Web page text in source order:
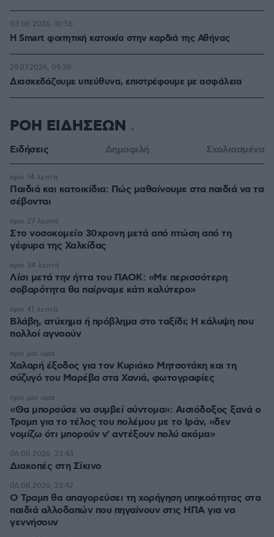
Η Smart φοιτητική κατοικία στην καρδιά της Αθήνας
03.08.2026, 10:56
Διασκεδάζουμε υπεύθυνα, επιστρέφουμε με ασφάλεια
29.07.2026, 09:39
ΡΟΗ ΕΙΔΗΣΕΩΝ
Ειδήσεις Δημοφιλή Σχολιασμένα
Παιδιά και κατοικίδια: Πώς μαθαίνουμε στα παιδιά να τα
σέβονται
πριν 14 λεπτά
Στο νοσοκομείο 30χρονη μετά από πτώση από τη
γέφυρα της Χαλκίδας
πριν 27 λεπτά
Λίσι μετά την ήττα του ΠΑΟΚ: «Με περισσότερη
σοβαρότητα θα παίρναμε κάτι καλύτερο»
πριν 34 λεπτά
Βλάβη, ατύχημα ή πρόβλημα στο ταξίδι; Η κάλυψη που
πολλοί αγνοούν
πριν 41 λεπτά
Χαλαρή έξοδος για τον Κυριάκο Μητσοτάκη και τη
σύζυγό του Μαρέβα στα Χανιά, φωτογραφίες
πριν μία ώρα
«Θα μπορούσε να συμβεί σύντομα»: Αισιόδοξος ξανά ο
Τραμπ για το τέλος του πολέμου με το Ιράν, «δεν
νομίζω ότι μπορούν ν' αντέξουν πολύ ακόμα»
πριν μία ώρα
Διακοπές στη Σίκινο
06.08.2026, 23:43
Ο Τραμπ θα απαγορεύσει τη χορήγηση υπηκοότητας στα
παιδιά αλλοδαπών που πηγαίνουν στις ΗΠΑ για να
γεννήσουν
06.08.2026, 23:42